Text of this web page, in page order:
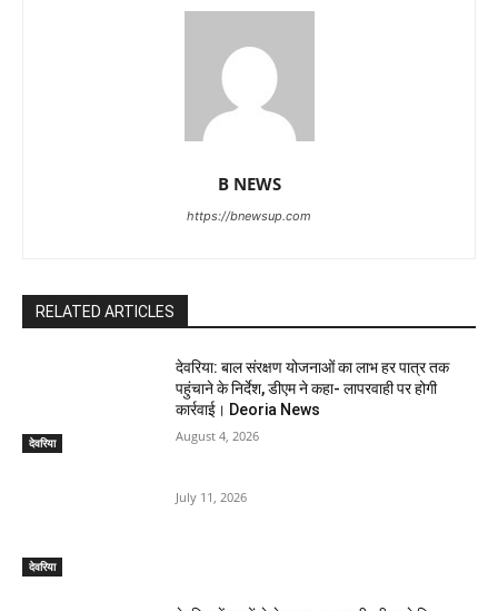
B NEWS
https://bnewsup.com
RELATED ARTICLES
देवरिया
देवरिया: बाल संरक्षण योजनाओं का लाभ हर पात्र तक
पहुंचाने के निर्देश, डीएम ने कहा- लापरवाही पर होगी
कार्रवाई। Deoria News
August 4, 2026
देवरिया
July 11, 2026